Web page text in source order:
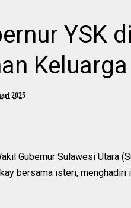
YSK
2025
Gubernur Sulawesi Utara
bersama isteri, menghadiri